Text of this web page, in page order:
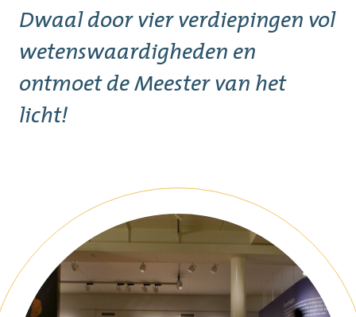
Dwaal door vier verdiepingen vol
wetenswaardigheden en
ontmoet de Meester van het
licht!